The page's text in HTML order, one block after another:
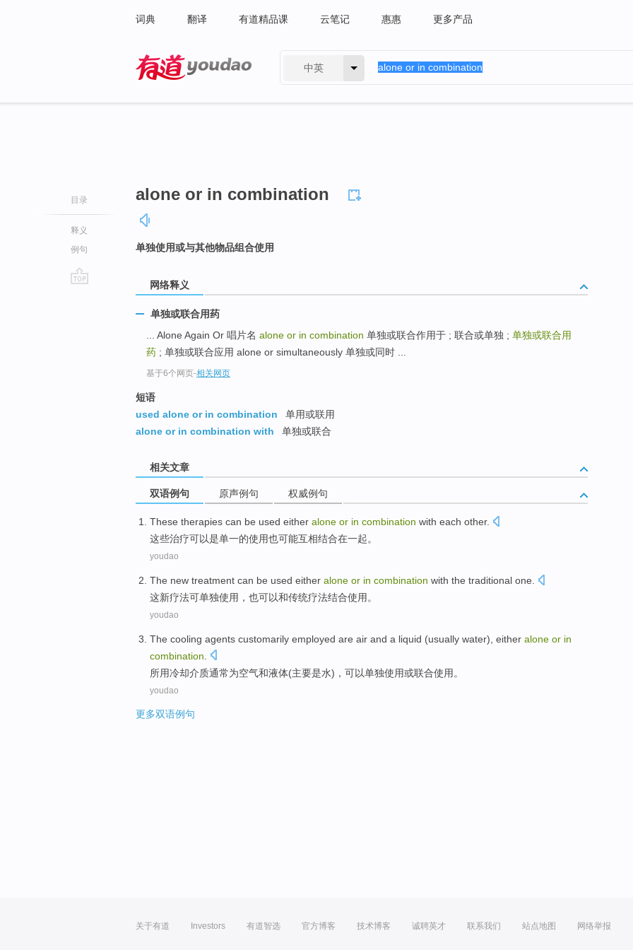
词典 翻译 有道精品课 云笔记 惠惠 更多产品
中英
目录
释义
例句
alone or in combination
单独使用或与其他物品组合使用
网络释义
单独或联合用药
... Alone Again Or 唱片名 alone or in combination 单独或联合作用于 ; 联合或单独 ; 单独或联合用
药 ; 单独或联合应用 alone or simultaneously 单独或同时 ...
基于6个网页-相关网页
短语
used alone or in combination
单用或联用
alone or in combination with
单独或联合
相关文章
双语例句 原声例句 权威例句
These therapies can be used either alone or in combination with each other.
这些治疗可以是单一的使用也可能互相结合在一起。
youdao
The new treatment can be used either alone or in combination with the traditional one.
这新疗法可单独使用 ， 也可以和传统疗法结合使用。
youdao
The cooling agents customarily employed are air and a liquid (usually water), either alone or in
combination
所用冷却介质通常为空气和液体(主要是水)， 可以单独使用或联合使用。
youdao
更多双语例句
关于有道 Investors 有道智选 官方博客 技术博客 诚聘英才 联系我们 站点地图 网络举报